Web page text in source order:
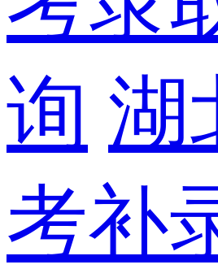
询 湖
考补